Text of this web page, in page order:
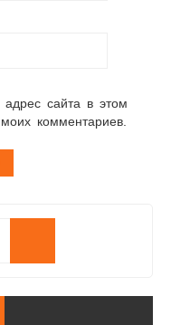
сайта в этом
комментариев.